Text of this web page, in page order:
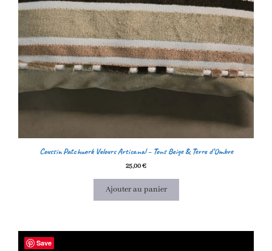
Coussin Patchwork Velours Artisanal – Tons Beige & Terre d’Ombre
25,00€
Ajouter au panier
Save